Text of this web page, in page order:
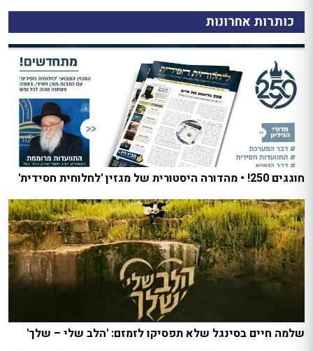
כותרות אחרונות
חוגגים 250! • מהדורה היסטורית של מגזין 'לחלוחית חסידית'
שלמה חיים בסינגל שלא תפסיקו לזמזם: 'הלב שלי – שלך'